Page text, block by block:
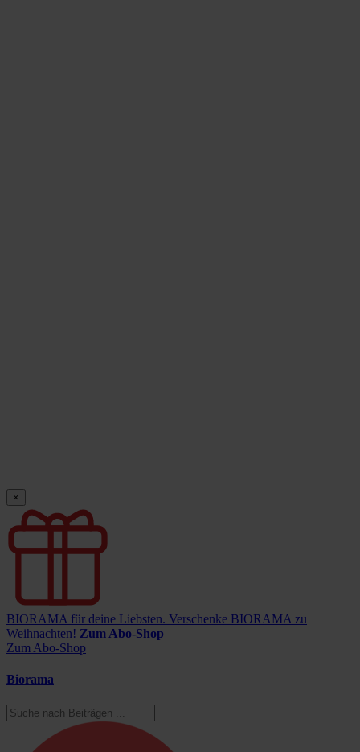
×
BIORAMA für deine Liebsten. Verschenke BIORAMA zu
Weihnachten! Zum Abo-Shop
Zum Abo-Shop
Biorama